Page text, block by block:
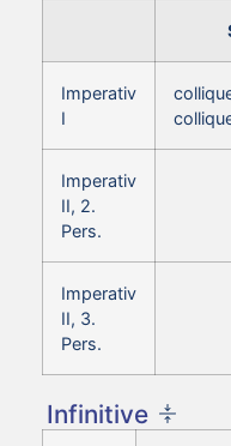
Imperativ
I
Imperativ
II, 2.
Pers.
Imperativ
II, 3.
Pers.
Infinitive